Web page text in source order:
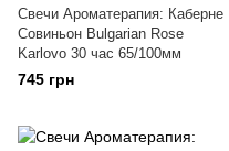
Свечи Ароматерапия: Каберне
Совиньон Bulgarian Rose
Karlovo 30 час 65/100мм
745 грн